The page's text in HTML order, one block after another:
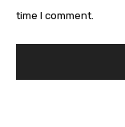
time I comment.